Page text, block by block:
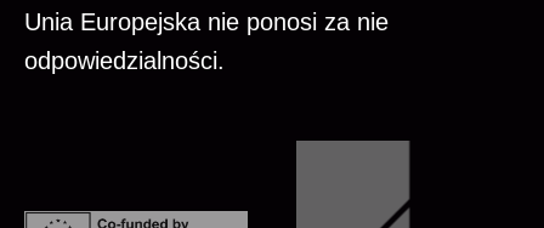
Unia Europejska nie ponosi za nie
odpowiedzialności.